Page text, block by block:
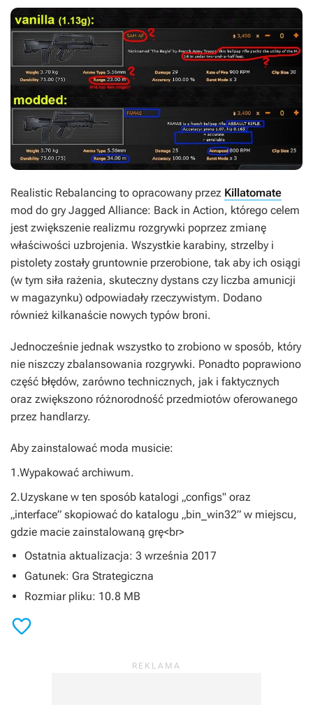
Realistic Rebalancing to opracowany przez Killatomate
mod do gry Jagged Alliance: Back in Action, którego celem
jest zwiększenie realizmu rozgrywki poprzez zmianę
właściwości uzbrojenia. Wszystkie karabiny, strzelby i
pistolety zostały gruntownie przerobione, tak aby ich osiągi
(w tym siła rażenia, skuteczny dystans czy liczba amunicji
w magazynku) odpowiadały rzeczywistym. Dodano
również kilkanaście nowych typów broni.
Jednocześnie jednak wszystko to zrobiono w sposób, który
nie niszczy zbalansowania rozgrywki. Ponadto poprawiono
część błędów, zarówno technicznych, jak i faktycznych
oraz zwiększono różnorodność przedmiotów oferowanego
przez handlarzy.
Aby zainstalować moda musicie:
1.Wypakować archiwum.
2.Uzyskane w ten sposób katalogi „configs" oraz
„interface” skopiować do katalogu „bin_win32” w miejscu,
gdzie macie zainstalowaną grę<br>
Ostatnia aktualizacja: 3 września 2017
Gatunek: Gra Strategiczna
Rozmiar pliku: 10.8 MB
